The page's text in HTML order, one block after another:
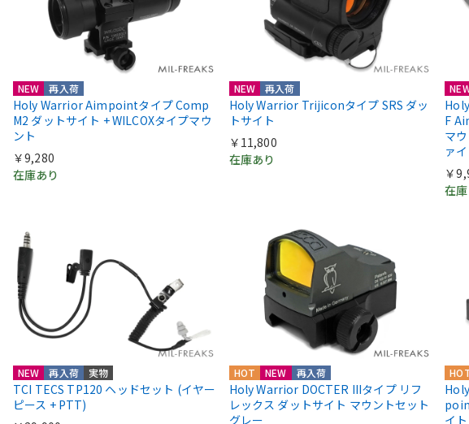
NEW 再入荷
Holy Warrior Aimpointタイプ Comp
M2 ダットサイト + WILCOXタイプマウ
ント
￥9,280
在庫あり
NEW 再入荷
Holy Warrior Trijiconタイプ SRS ダッ
トサイト
￥11,800
在庫あり
F
マ
ァ
￥
在
NEW 再入荷 実物
TCI TECS TP120 ヘッドセット (イヤー
ピース + PTT)
HOT NEW 再入荷
Holy Warrior DOCTER IIIタイプ リフ
レックス ダットサイト マウントセット
グレー
イ